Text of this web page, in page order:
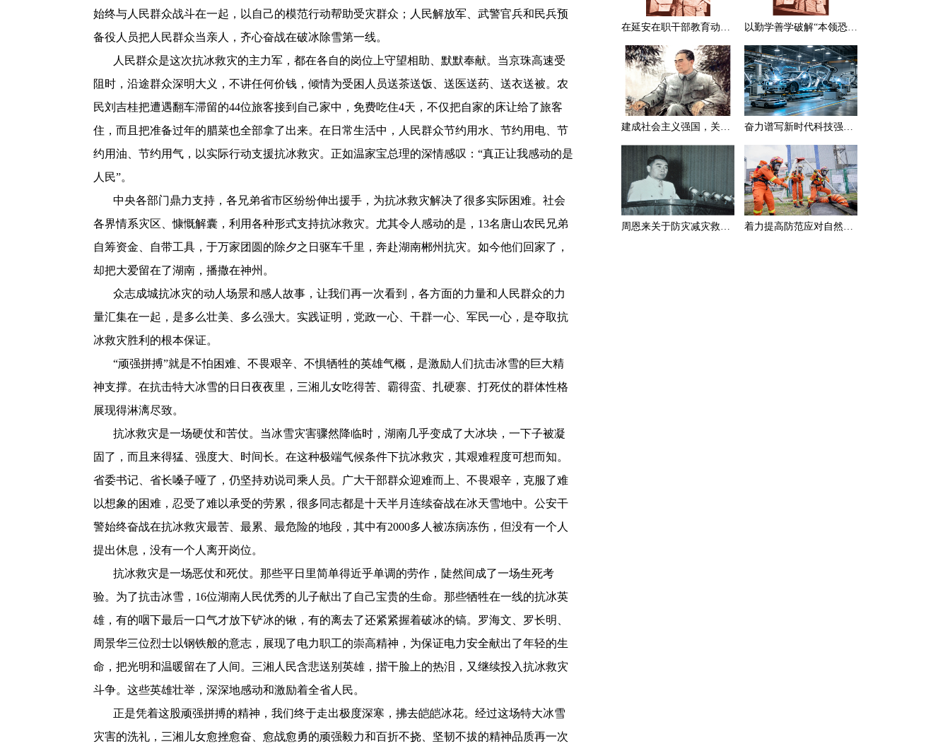
始终与人民群众战斗在一起，以自己的模范行动帮助受灾群众；人民解放军、武警官兵和民兵预
备役人员把人民群众当亲人，齐心奋战在破冰除雪第一线。
人民群众是这次抗冰救灾的主力军，都在各自的岗位上守望相助、默默奉献。当京珠高速受
阻时，沿途群众深明大义，不讲任何价钱，倾情为受困人员送茶送饭、送医送药、送衣送被。农
民刘吉桂把遭遇翻车滞留的44位旅客接到自己家中，免费吃住4天，不仅把自家的床让给了旅客
住，而且把准备过年的腊菜也全部拿了出来。在日常生活中，人民群众节约用水、节约用电、节
约用油、节约用气，以实际行动支援抗冰救灾。正如温家宝总理的深情感叹：“真正让我感动的是
人民”。
中央各部门鼎力支持，各兄弟省市区纷纷伸出援手，为抗冰救灾解决了很多实际困难。社会
各界情系灾区、慷慨解囊，利用各种形式支持抗冰救灾。尤其令人感动的是， 13名唐山农民兄弟
自筹资金、自带工具，于万家团圆的除夕之日驱车千里，奔赴湖南郴州抗灾。如今他们回家了，
却把大爱留在了湖南，播撒在神州。
众志成城抗冰灾的动人场景和感人故事，让我们再一次看到，各方面的力量和人民群众的力
量汇集在一起，是多么壮美、多么强大。实践证明，党政一心、干群一心、军民一心，是夺取抗
冰救灾胜利的根本保证。
“顽强拼搏”就是不怕困难、不畏艰辛、不惧牺牲的英雄气概，是激励人们抗击冰雪的巨大精
神支撑。在抗击特大冰雪的日日夜夜里，三湘儿女吃得苦、霸得蛮、扎硬寨、打死仗的群体性格
展现得淋漓尽致。
抗冰救灾是一场硬仗和苦仗。当冰雪灾害骤然降临时，湖南几乎变成了大冰块，一下子被凝
固了，而且来得猛、强度大、时间长。在这种极端气候条件下抗冰救灾，其艰难程度可想而知。
省委书记、省长嗓子哑了，仍坚持劝说司乘人员。广大干部群众迎难而上、不畏艰辛，克服了难
以想象的困难，忍受了难以承受的劳累，很多同志都是十天半月连续奋战在冰天雪地中。公安干
警始终奋战在抗冰救灾最苦、最累、最危险的地段，其中有2000多人被冻病冻伤，但没有一个人
提出休息，没有一个人离开岗位。
抗冰救灾是一场恶仗和死仗。那些平日里简单得近乎单调的劳作，陡然间成了一场生死考
验。为了抗击冰雪， 16位湖南人民优秀的儿子献出了自己宝贵的生命。那些牺牲在一线的抗冰英
雄，有的咽下最后一口气才放下铲冰的锹，有的离去了还紧紧握着破冰的镐。罗海文、罗长明、
周景华三位烈士以钢铁般的意志，展现了电力职工的崇高精神，为保证电力安全献出了年轻的生
命，把光明和温暖留在了人间。三湘人民含悲送别英雄，揩干脸上的热泪，又继续投入抗冰救灾
斗争。这些英雄壮举，深深地感动和激励着全省人民。
正是凭着这股顽强拼搏的精神，我们终于走出极度深寒，拂去皑皑冰花。经过这场特大冰雪
灾害的洗礼，三湘儿女愈挫愈奋、愈战愈勇的顽强毅力和百折不挠、坚韧不拔的精神品质再一次
在延安在职干部教育动员大会上的讲话（节选） 以勤学善学破解“本领恐慌”
建成社会主义强国，关键在于实现科学技术现代化 奋力谱写新时代科技强国新篇章
周恩来关于防灾减灾救灾的一组论述 着力提高防范应对自然灾害能力